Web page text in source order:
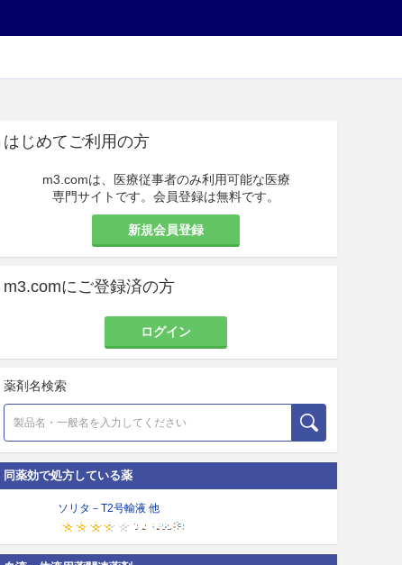
はじめてご利用の方
m3.comは、医療従事者のみ利用可能な医療
専門サイトです。会員登録は無料です。
新規会員登録
m3.comにご登録済の方
ログイン
薬剤名検索
同薬効で処方している薬
ソリタ－T2号輸液 他